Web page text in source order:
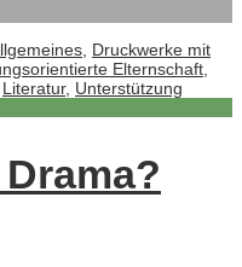
Druckwerke mit
Elternschaft
Literatur, Unterstützung